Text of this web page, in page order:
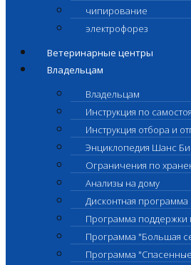
чипирование
электрофорез
Ветеринарные центры
Владельцам
Владельцам
Инструкция по
Инструкция отбора и
Энциклопедия Шанс
Ограничения по
Анализы на дому
Дисконтная программа
Программа поддержки
Программа "Большая
Программа